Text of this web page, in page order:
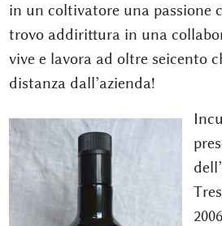
in un coltivatore una passione
trovo addirittura in una
vive e lavora ad oltre seicento
distanza dall’azienda!